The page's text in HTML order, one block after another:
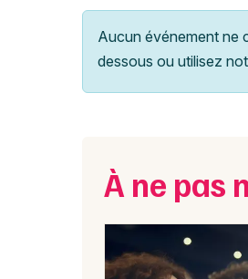
Aucun événement ne
dessous ou utilisez
À ne pas